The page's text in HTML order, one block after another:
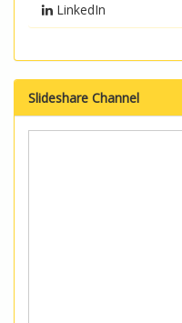
LinkedIn
Slideshare Channel